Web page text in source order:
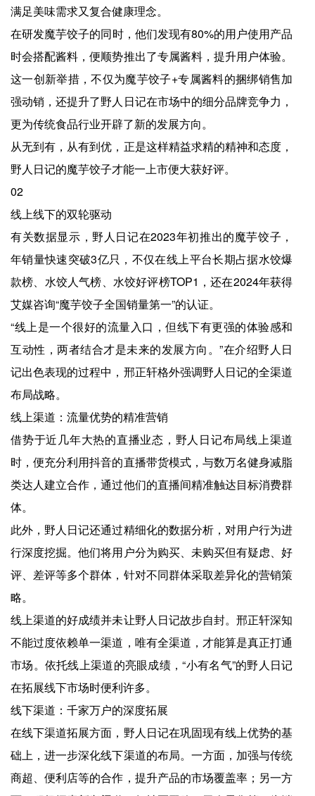
满足美味需求又复合健康理念。
在研发魔芋饺子的同时，他们发现有80%的用户使用产品
时会搭配酱料，便顺势推出了专属酱料，提升用户体验。
这一创新举措，不仅为魔芋饺子+专属酱料的捆绑销售加
强动销，还提升了野人日记在市场中的细分品牌竞争力，
更为传统食品行业开辟了新的发展方向。
从无到有，从有到优，正是这样精益求精的精神和态度，
野人日记的魔芋饺子才能一上市便大获好评。
02
线上线下的双轮驱动
有关数据显示，野人日记在2023年初推出的魔芋饺子，
年销量快速突破3亿只，不仅在线上平台长期占据水饺爆
款榜、水饺人气榜、水饺好评榜TOP1，还在2024年获得
艾媒咨询“魔芋饺子全国销量第一”的认证。
“线上是一个很好的流量入口，但线下有更强的体验感和
互动性，两者结合才是未来的发展方向。”在介绍野人日
记出色表现的过程中，邢正轩格外强调野人日记的全渠道
布局战略。
线上渠道：流量优势的精准营销
借势于近几年大热的直播业态，野人日记布局线上渠道
时，便充分利用抖音的直播带货模式，与数万名健身减脂
类达人建立合作，通过他们的直播间精准触达目标消费群
体。
此外，野人日记还通过精细化的数据分析，对用户行为进
行深度挖掘。他们将用户分为购买、未购买但有疑虑、好
评、差评等多个群体，针对不同群体采取差异化的营销策
略。
线上渠道的好成绩并未让野人日记故步自封。邢正轩深知
不能过度依赖单一渠道，唯有全渠道，才能算是真正打通
市场。依托线上渠道的亮眼成绩，“小有名气”的野人日记
在拓展线下市场时便利许多。
线下渠道：千家万户的深度拓展
在线下渠道拓展方面，野人日记在巩固现有线上优势的基
础上，进一步深化线下渠道的布局。一方面，加强与传统
商超、便利店等的合作，提升产品的市场覆盖率；另一方